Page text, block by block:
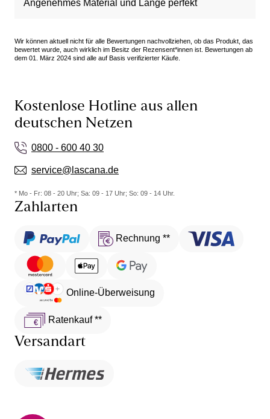
Angenehmes Material und Länge perfekt
Wir können aktuell nicht für alle Bewertungen nachvollziehen, ob das Produkt, das
bewertet wurde, auch wirklich im Besitz der Rezensent*innen ist. Bewertungen ab
dem 01. März 2024 sind alle auf Basis verifizierter Käufe.
Kostenlose Hotline aus allen
deutschen Netzen
0800 - 600 40 30
service@lascana.de
* Mo - Fr: 08 - 20 Uhr; Sa: 09 - 17 Uhr; So: 09 - 14 Uhr.
Zahlarten
Rechnung **
Online-Überweisung
Ratenkauf **
Versandart